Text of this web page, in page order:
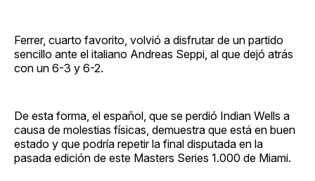
Ferrer, cuarto favorito, volvió a disfrutar de un partido
sencillo ante el italiano Andreas Seppi, al que dejó atrás
con un 6-3 y 6-2.
De esta forma, el español, que se perdió Indian Wells a
causa de molestias físicas, demuestra que está en buen
estado y que podría repetir la final disputada en la
pasada edición de este Masters Series 1.000 de Miami.